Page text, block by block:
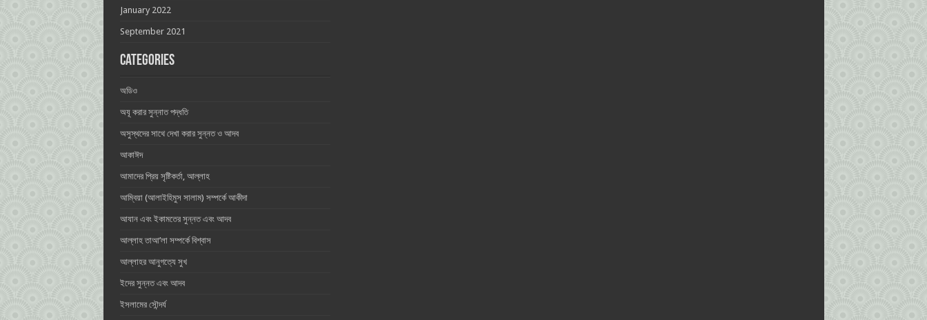
January 2022
September 2021
Categories
অডিও
অযূ করার সুন্নাত পদ্ধতি
অসুস্থদের সাথে দেখা করার সুন্নত ও আদব
আকাঈদ
আমাদের প্রিয় সৃষ্টিকর্তা, আল্লাহ ‎
আম্বিয়া (আলাইহিমুস সালাম) সম্পর্কে আকীদা
আযান এবং ইকামতের সুন্নত এবং আদব
আল্লাহ তাআ’লা সম্পর্কে বিশ্বাস
আল্লাহর আনুগত্যে সুখ
ইদের সুন্নত এবং আদব
ইসলামের সৌন্দর্য